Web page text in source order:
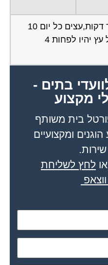
צמחי תבלין כל יום למספר דקות,עצים כל יום 10
דקות בכל פעם,עדיף שלכל עץ יהיו לפחות 4
בתים -
מקצוע
בית משותף
ומקצועיים
לחץ לשליחת